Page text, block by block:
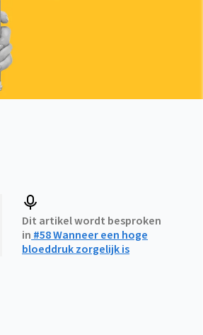
Dit artikel wordt besproken
in #58 Wanneer een hoge
bloeddruk zorgelijk is